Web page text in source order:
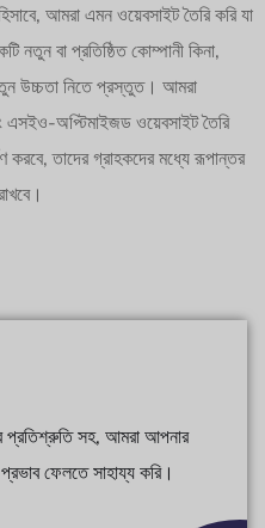
আমরা এমন ওয়েবসাইট তৈরি করি যা
নতুন বা প্রতিষ্ঠিত কোম্পানী কিনা,
উচ্চতা নিতে প্রস্তুত। আমরা
এসইও-অপ্টিমাইজড ওয়েবসাইট তৈরি
তাদের গ্রাহকদের মধ্যে রূপান্তর
প্রতিশ্রুতি সহ, আমরা আপনার
ফেলতে সাহায্য করি।